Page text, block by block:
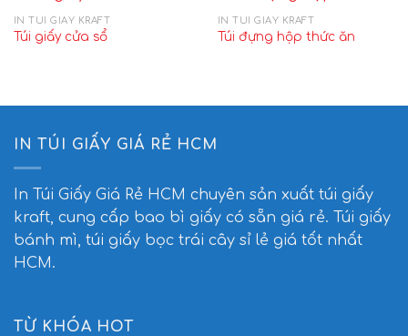
IN TÚI GIẤY KRAFT
Túi giấy cửa sổ
IN TÚI GIẤY KRAFT
Túi đựng hộp thức ăn
IN TÚI GIẤY GIÁ RẺ HCM
In Túi Giấy Giá Rẻ HCM chuyên sản xuất túi giấy
kraft, cung cấp bao bì giấy có sẵn giá rẻ. Túi giấy
bánh mì, túi giấy bọc trái cây sỉ lẻ giá tốt nhất
HCM.
TỪ KHÓA HOT